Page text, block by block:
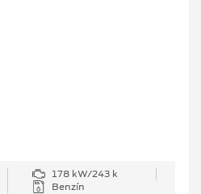
178 kW/243 k
Benzín